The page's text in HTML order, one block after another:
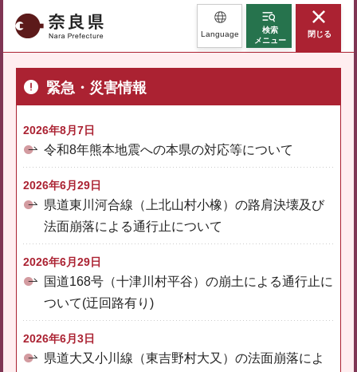
奈良県 Language
検索
メニュー
閉じる
緊急・災害情報
2026年8月7日
令和8年熊本地震への本県の対応等について
2026年6月29日
県道東川河合線（上北山村小橡）の路肩決壊及び
法面崩落による通行止について
2026年6月29日
国道168号（十津川村平谷）の崩土による通行止に
ついて(迂回路有り)
2026年6月3日
県道大又小川線（東吉野村大又）の法面崩落によ